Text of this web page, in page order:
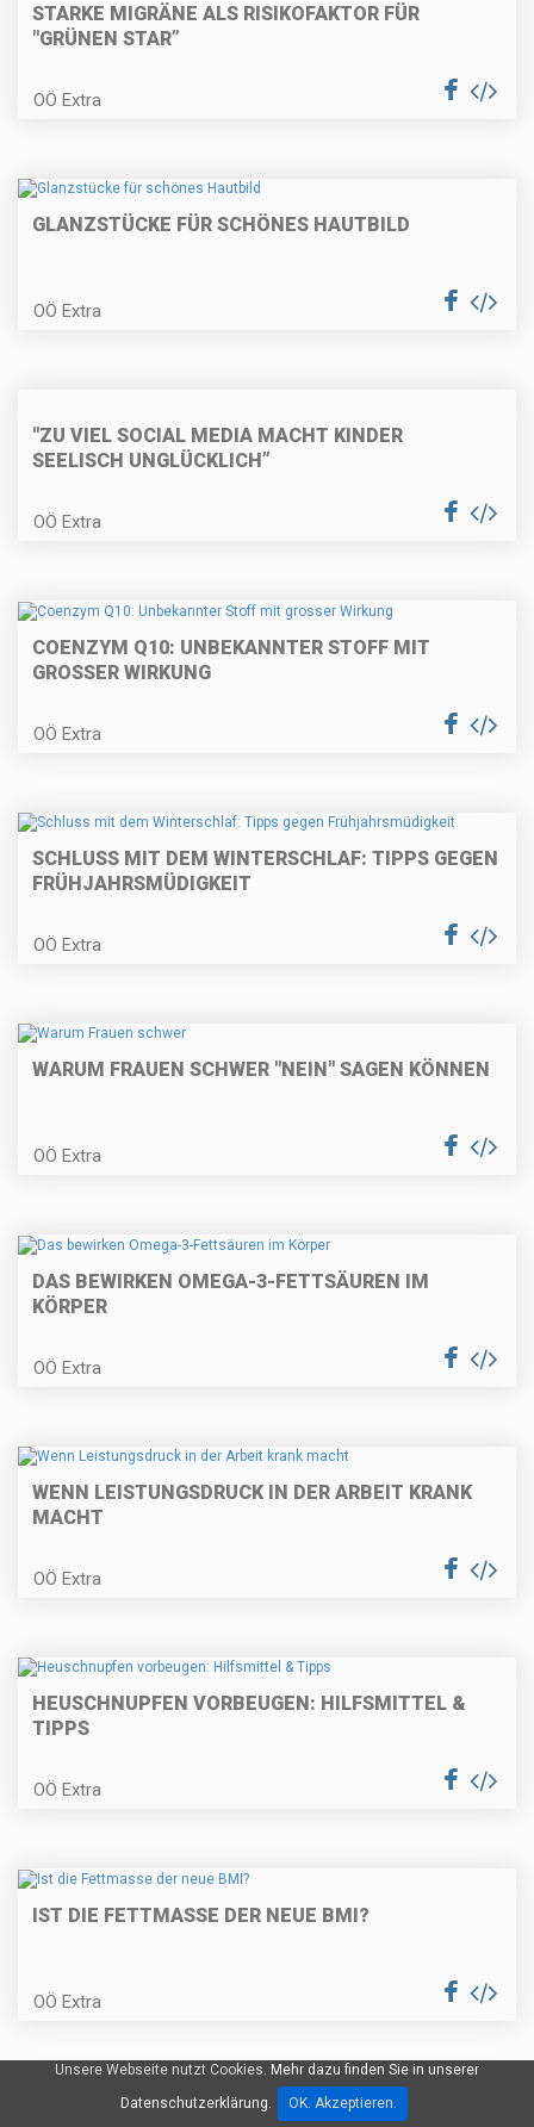
STARKE MIGRÄNE ALS RISIKOFAKTOR FÜR
"GRÜNEN STAR”
OÖ Extra
GLANZSTÜCKE FÜR SCHÖNES HAUTBILD
OÖ Extra
"ZU VIEL SOCIAL MEDIA MACHT KINDER
SEELISCH UNGLÜCKLICH”
OÖ Extra
COENZYM Q10: UNBEKANNTER STOFF MIT
GROSSER WIRKUNG
OÖ Extra
SCHLUSS MIT DEM WINTERSCHLAF: TIPPS GEGEN
FRÜHJAHRSMÜDIGKEIT
OÖ Extra
WARUM FRAUEN SCHWER "NEIN" SAGEN KÖNNEN
OÖ Extra
DAS BEWIRKEN OMEGA-3-FETTSÄUREN IM
KÖRPER
OÖ Extra
WENN LEISTUNGSDRUCK IN DER ARBEIT KRANK
MACHT
OÖ Extra
HEUSCHNUPFEN VORBEUGEN: HILFSMITTEL &
TIPPS
OÖ Extra
IST DIE FETTMASSE DER NEUE BMI?
OÖ Extra
Unsere Webseite nutzt Cookies. Mehr dazu finden Sie in unserer
Datenschutzerklärung.
OK. Akzeptieren.